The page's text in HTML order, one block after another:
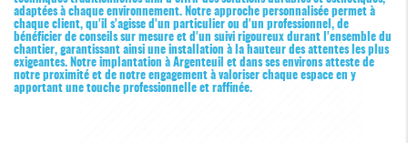
adaptées à chaque environnement. Notre approche personnalisée permet à
chaque client, qu'il s'agisse d'un particulier ou d'un professionnel, de
bénéficier de conseils sur mesure et d'un suivi rigoureux durant l'ensemble du
chantier, garantissant ainsi une installation à la hauteur des attentes les plus
exigeantes. Notre implantation à Argenteuil et dans ses environs atteste de
notre proximité et de notre engagement à valoriser chaque espace en y
apportant une touche professionnelle et raffinée.